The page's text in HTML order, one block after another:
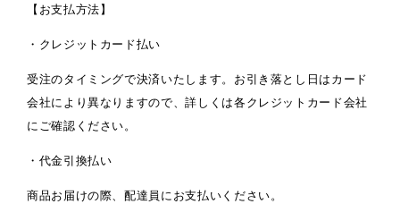
【お支払方法】
・クレジットカード払い
受注のタイミングで決済いたします。お引き落とし日はカード
会社により異なりますので、詳しくは各クレジットカード会社
にご確認ください。
・代金引換払い
商品お届けの際、配達員にお支払いください。